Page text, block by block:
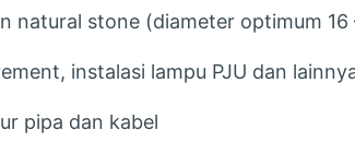
natural stone (diameter optimum 16
instalasi lampu PJU dan
pipa dan kabel